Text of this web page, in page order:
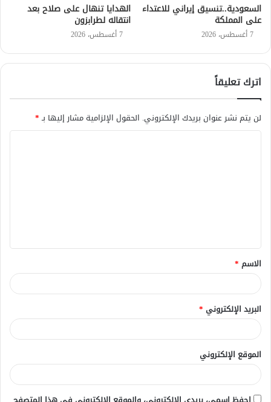
السعودية..تنسيق إيراني للاعتداء
على المملكة
7 أغسطس، 2026
الهدايا تنهال على صلاح بعد
انتقاله لطرابزون
7 أغسطس، 2026
اترك تعليقاً
لن يتم نشر عنوان بريدك الإلكتروني. الحقول الإلزامية مشار إليها بـ*
ق
*
الاسم *
البريد الإلكتروني *
الموقع الإلكتروني